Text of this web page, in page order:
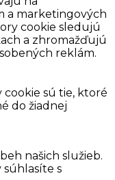
a marketingových
cookie sledujú
a zhromažďujú
reklám.
sú tie, ktoré
do žiadnej
našich služieb.
s